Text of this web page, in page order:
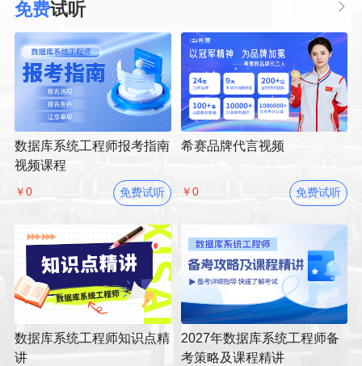
免费试听
数据库系统工程师报考指南
视频课程
￥0 免费试听
希赛品牌代言视频
￥0 免费试听
数据库系统工程师知识点精
讲
2027年数据库系统工程师备
考策略及课程精讲